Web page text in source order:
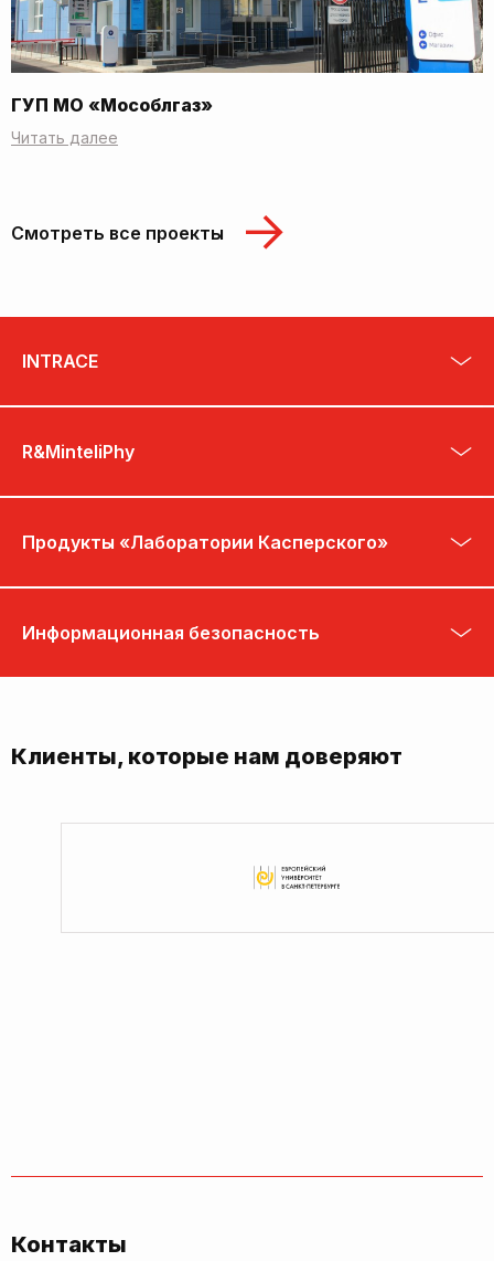
ГУП МО «Мособлгаз»
Читать далее
Смотреть все проекты
INTRACE
R&MinteliPhy
Продукты «Лаборатории Касперского»
Информационная безопасность
Клиенты, которые нам доверяют
Контакты